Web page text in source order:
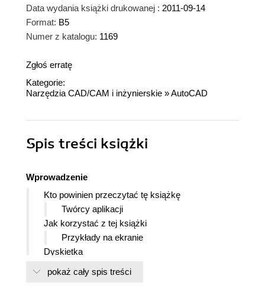
Data wydania książki drukowanej : 2011-09-14
Format: B5
Numer z katalogu: 1169
Zgłoś erratę
Kategorie:
Narzędzia CAD/CAM i inżynierskie »AutoCAD
Spis treści książki
Wprowadzenie
Kto powinien przeczytać tę książkę
Twórcy aplikacji
Jak korzystać z tej książki
Przykłady na ekranie
Dyskietka
Wymagania
pokaż cały spis treści